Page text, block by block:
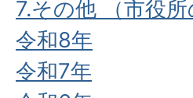
7.その他 （市役
令和8年
令和7年